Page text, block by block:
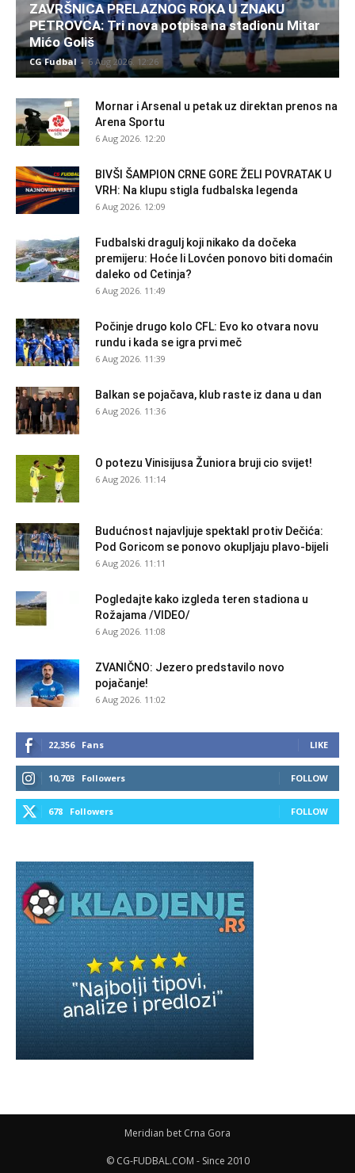
ZAVRŠNICA PRELAZNOG ROKA U ZNAKU
PETROVCA: Tri nova potpisa na stadionu Mitar
Mićo Goliš
CG Fudbal - 6 Aug 2026. 12:26
Mornar i Arsenal u petak uz direktan prenos na
Arena Sportu
6 Aug 2026. 12:20
BIVŠI ŠAMPION CRNE GORE ŽELI POVRATAK U
VRH: Na klupu stigla fudbalska legenda
6 Aug 2026. 12:09
Fudbalski dragulj koji nikako da dočeka
premijeru: Hoće li Lovćen ponovo biti domaćin
daleko od Cetinja?
6 Aug 2026. 11:49
Počinje drugo kolo CFL: Evo ko otvara novu
rundu i kada se igra prvi meč
6 Aug 2026. 11:39
Balkan se pojačava, klub raste iz dana u dan
6 Aug 2026. 11:36
O potezu Vinisijusa Žuniora bruji cio svijet!
6 Aug 2026. 11:14
Budućnost najavljuje spektakl protiv Dečića:
Pod Goricom se ponovo okupljaju plavo-bijeli
6 Aug 2026. 11:11
Pogledajte kako izgleda teren stadiona u
Rožajama /VIDEO/
6 Aug 2026. 11:08
ZVANIČNO: Jezero predstavilo novo
pojačanje!
6 Aug 2026. 11:02
22,356 Fans LIKE
10,703 Followers FOLLOW
678 Followers FOLLOW
Meridian bet Crna Gora
© CG-FUDBAL.COM - Since 2010